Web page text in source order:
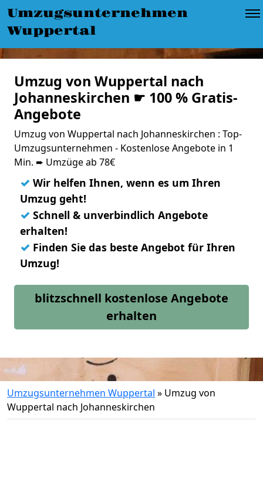
Umzugsunternehmen
Wuppertal
Umzug von Wuppertal nach
Johanneskirchen ☛ 100 % Gratis-
Angebote
Umzug von Wuppertal nach Johanneskirchen : Top-
Umzugsunternehmen - Kostenlose Angebote in 1
Min. ➨ Umzüge ab 78€
✓ Wir helfen Ihnen, wenn es um Ihren
Umzug geht!
✓ Schnell & unverbindlich Angebote
erhalten!
✓ Finden Sie das beste Angebot für Ihren
Umzug!
blitzschnell kostenlose Angebote
erhalten
Umzugsunternehmen Wuppertal » Umzug von
Wuppertal nach Johanneskirchen